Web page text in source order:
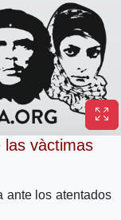
las và­ctimas
ante los atentados